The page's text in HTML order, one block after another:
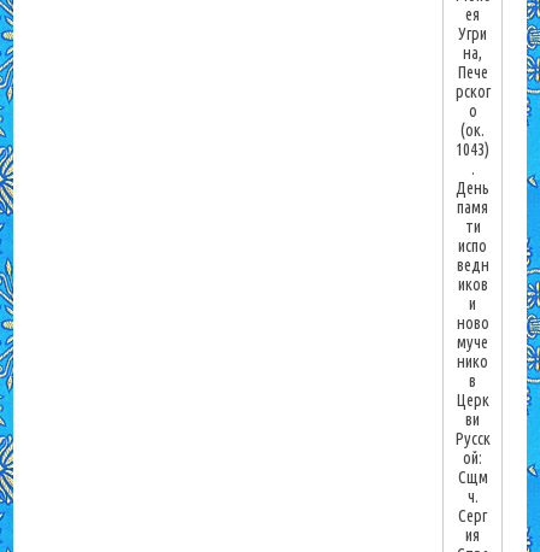
ея
Угри
на,
Пече
рског
о
(ок.
1043)
.
День
памя
ти
испо
ведн
иков
и
ново
муче
нико
в
Церк
ви
Русск
ой:
Сщм
ч.
Серг
ия